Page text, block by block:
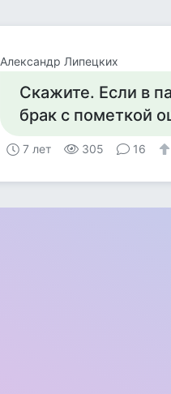
Александр Липецких
Скажите. Если в
брак с пометкой
7 лет 305 16